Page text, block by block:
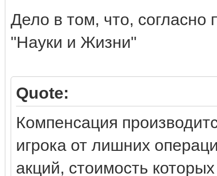
Дело в том, что, согласно
"Науки и Жизни"
Quote:
Компенсация
игрока от лишних
акций, стоимость